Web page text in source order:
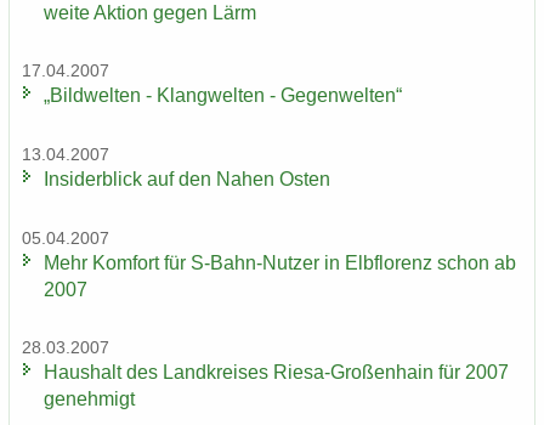
wei­te Ak­ti­on gegen Lärm
17.04.2007
„Bild­wel­ten - Klang­wel­ten - Ge­gen­wel­ten“
13.04.2007
In­si­der­blick auf den Nahen Osten
05.04.2007
Mehr Kom­fort für S-​Bahn-Nutzer in Elb­flo­renz schon ab
2007
28.03.2007
Haus­halt des Land­krei­ses Riesa-​Großenhain für 2007
ge­neh­migt